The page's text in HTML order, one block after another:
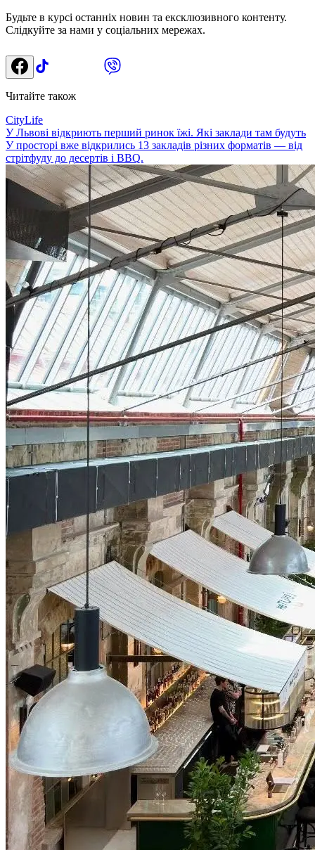
Будьте в курсі останніх новин та ексклюзивного контенту.
Слідкуйте за нами у соціальних мережах.
Читайте також
CityLife
У Львові відкриють перший ринок їжі. Які заклади там будуть
У просторі вже відкрились 13 закладів різних форматів — від
стрітфуду до десертів і BBQ.